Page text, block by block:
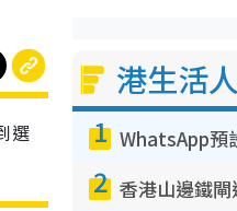
選
港生活
1
2